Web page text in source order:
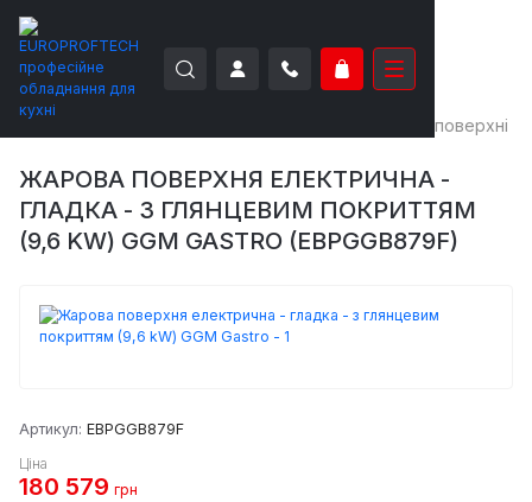
EUROPROFTECH Жарові поверхні
ЖАРОВА ПОВЕРХНЯ ЕЛЕКТРИЧНА -
ГЛАДКА - З ГЛЯНЦЕВИМ ПОКРИТТЯМ
(9,6 KW) GGM GASTRO (EBPGGB879F)
Артикул: EBPGGB879F
Ціна
180 579 грн